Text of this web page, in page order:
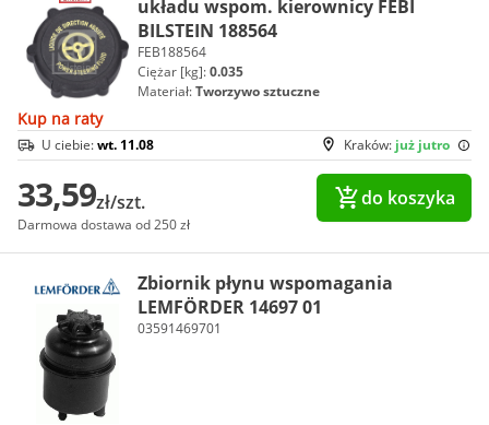
układu wspom. kierownicy FEBI
BILSTEIN 188564
FEB188564
Ciężar [kg]:0.035
Materiał:Tworzywo sztuczne
Kup na raty
Kraków: już jutro
U ciebie:wt. 11.08
33,59zł/szt.
Darmowa dostawa od 250 zł
do koszyka
Zbiornik płynu wspomagania
LEMFÖRDER 14697 01
03591469701